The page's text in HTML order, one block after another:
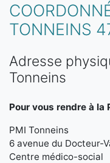
TONNEINS
Adresse
Tonneins
Pour vous rendre à
PMI Tonneins
6 avenue du Docteur-
Centre médico-social